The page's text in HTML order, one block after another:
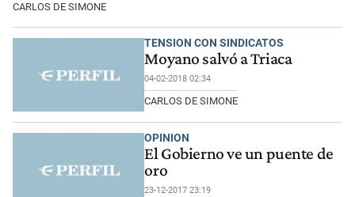
CARLOS DE SIMONE
TENSION CON SINDICATOS
Moyano salvó a Triaca
04-02-2018 02:34
CARLOS DE SIMONE
OPINION
El Gobierno ve un puente de
oro
23-12-2017 23:19